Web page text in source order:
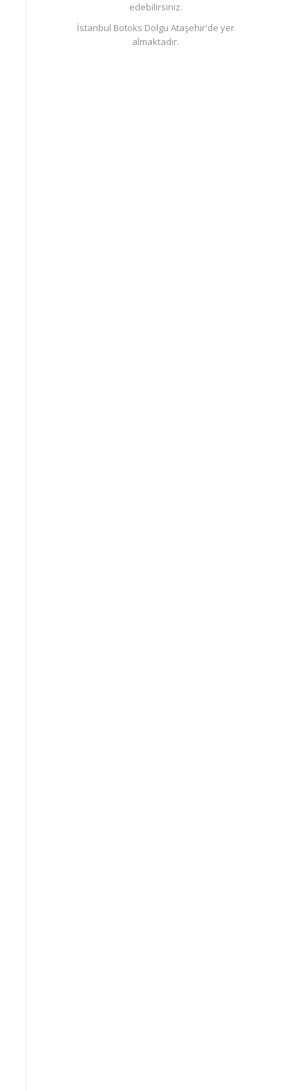
edebilirsiniz.
İstanbul Botoks Dolgu Ataşehir'de yer
almaktadır.